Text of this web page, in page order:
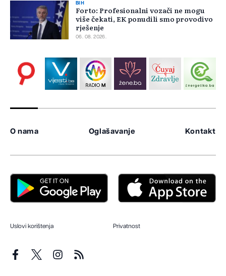
BIH
Forto: Profesionalni vozači ne mogu
više čekati, EK ponudili smo provodivo
rješenje
06. 08. 2026.
O nama Oglašavanje Kontakt
Uslovi korištenja Privatnost